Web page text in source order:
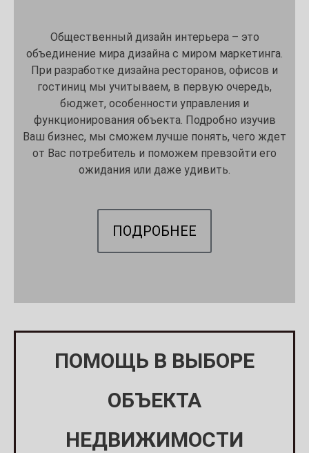
Общественный дизайн интерьера – это
объединение мира дизайна с миром маркетинга.
При разработке дизайна ресторанов, офисов и
гостиниц мы учитываем, в первую очередь,
бюджет, особенности управления и
функционирования объекта. Подробно изучив
Ваш бизнес, мы сможем лучше понять, чего ждет
от Вас потребитель и поможем превзойти его
ожидания или даже удивить.
ПОДРОБНЕЕ
ПОМОЩЬ В ВЫБОРЕ
ОБЪЕКТА
НЕДВИЖИМОСТИ